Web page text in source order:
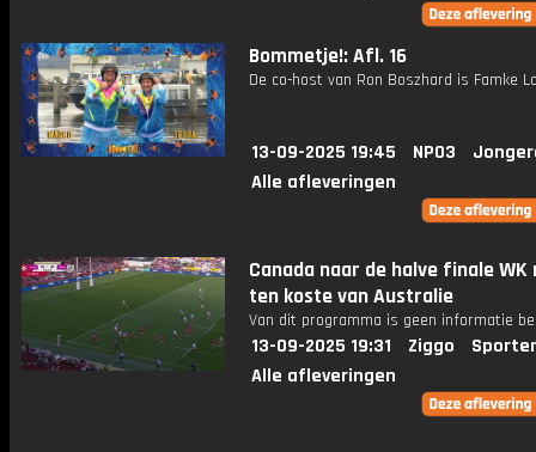
Bommetje!: Afl. 16
De co-host van Ron Boszhard is Famke
13-09-2025 19:45 NPO3
Alle afleveringen
Canada naar de halve finale WK
ten koste van Australie
Van dit programma is geen informatie
13-09-2025 19:31 Ziggo
Alle afleveringen